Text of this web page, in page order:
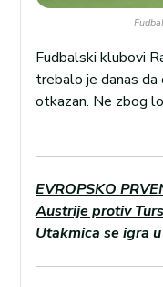
Fudbalski klubovi
trebalo je danas da
otkazan. Ne zbog
EVROPSKO
Austrije protiv
Utakmica se igra